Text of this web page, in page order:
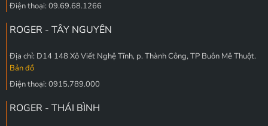
Điện thoại: 09.69.68.1266
ROGER - TÂY NGUYÊN
Địa chỉ: D14 148 Xô Viết Nghệ Tĩnh, p. Thành Công, TP Buôn Mê Thuột.
Bản đồ
Điện thoại: 0915.789.000
ROGER - THÁI BÌNH